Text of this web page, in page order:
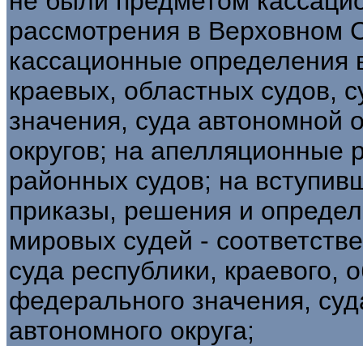
рассмотрения в Верховном
кассационные определения
краевых, областных судов,
значения, суда автономной
округов; на апелляционные
районных судов; на
приказы, решения и
мировых судей -
суда республики, краевого,
федерального значения,
автономного округа;